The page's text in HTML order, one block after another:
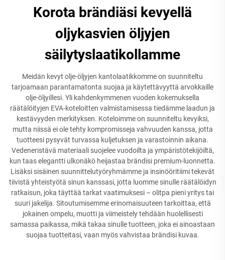
Korota brändiäsi kevyellä
oljykasvien öljyjen
säilytyslaatikollamme
Meidän kevyt olje-öljyjen kantolaatikkomme on suunniteltu
tarjoamaan parantamatonta suojaa ja käytettävyyttä arvokkaille
olje-öljyillesi. Yli kahdenkymmenen vuoden kokemuksella
räätälöityjen EVA-koteloitten valmistamisessa tiedämme laadun ja
kestävyyden merkityksen. Koteloimme on suunniteltu kevyiksi,
mutta niissä ei ole tehty kompromisseja vahvuuden kanssa, jotta
tuotteesi pysyvät turvassa kuljetuksen ja varastoinnin aikana.
Vedeneristävä materiaali suojelee vuodoilta ja ympäristötekijöiltä,
kun taas elegantti ulkonäkö heijastaa brändisi premium-luonnetta.
Lisäksi sisäinen suunnittelutyöryhmämme ja insinööritiimi tekevät
tiivistä yhteistyötä sinun kanssasi, jotta luomme sinulle räätälöidyn
ratkaisun, joka täyttää tarkat vaatimuksesi – olitpa pieni yritys tai
suuri jakelija. Sitoutumisemme erinomaisuuteen tarkoittaa, että
jokainen ompelu, muotti ja viimeistely tehdään huolellisesti
samassa paikassa, mikä takaa sinulle tuotteen, joka ei ainoastaan
suojaa tuotteitasi, vaan myös vahvistaa brändisi kuvaa.